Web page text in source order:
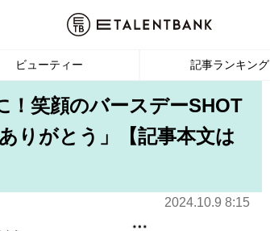
ビューティー 記事ランキング
！笑顔のバースデーSHOT
りがとう」【記事本文は
2024.10.9 8:15